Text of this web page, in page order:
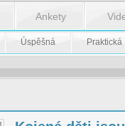
Ankety
Úspěšná Praktická